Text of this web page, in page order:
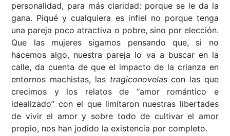
personalidad, para más claridad: porque se le da la
gana. Piqué y cualquiera es infiel no porque tenga
una pareja poco atractiva o pobre, sino por elección.
Que las mujeres sigamos pensando que, si no
hacemos algo, nuestra pareja lo va a buscar en la
calle, da cuenta de que el impacto de la crianza en
entornos machistas, las tragiconovelascon las que
crecimos y los relatos de “amor romántico e
idealizado” con el que limitaron nuestras libertades
de vivir el amor y sobre todo de cultivar el amor
propio, nos han jodido la existencia por completo.